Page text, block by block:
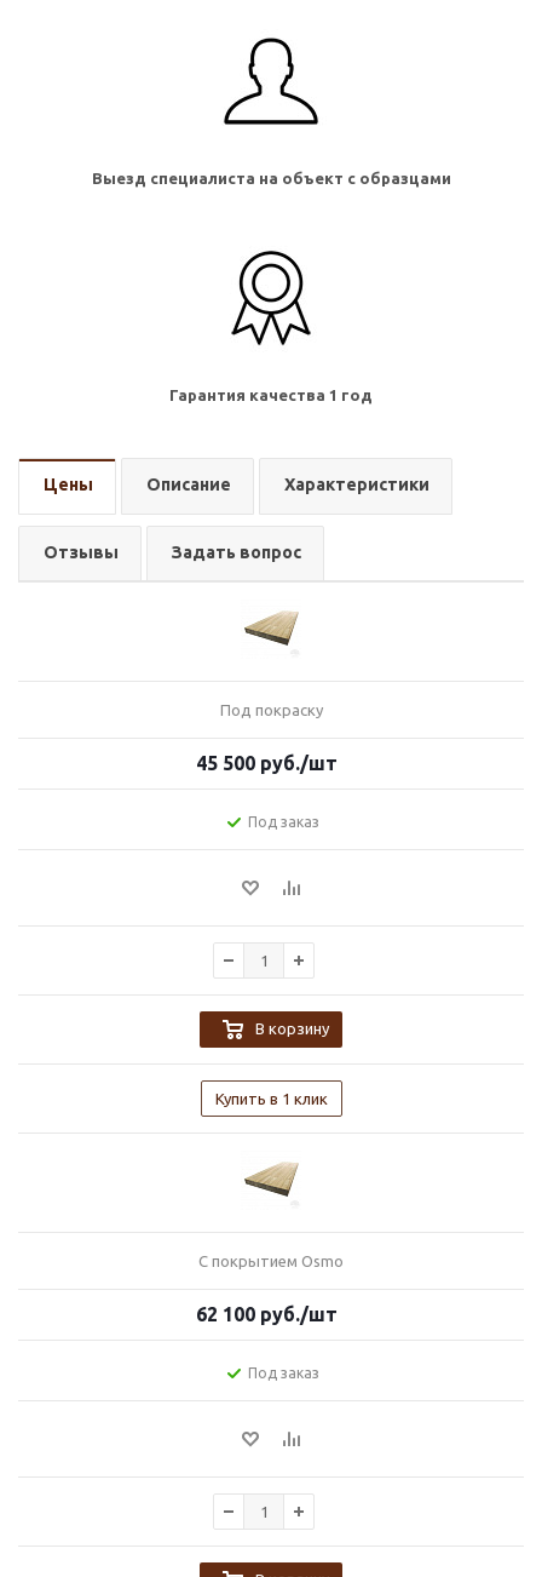
Выезд специалиста на объект с образцами
Гарантия качества 1 год
Цены Описание Характеристики
Отзывы Задать вопрос
Под покраску
45 500 руб./шт
Под заказ
В корзину
Купить в 1 клик
С покрытием Osmo
62 100 руб./шт
Под заказ